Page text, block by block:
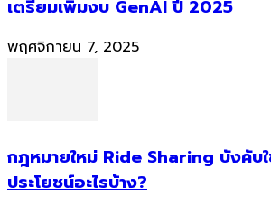
เตรียมเพิ่มงบ GenAI ปี 2025
พฤศจิกายน 7, 2025
กฎหมายใหม่ Ride Sharing บังคับใ
ประโยชน์อะไรบ้าง?